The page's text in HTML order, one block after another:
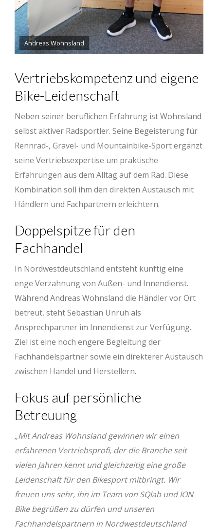
Andreas Wohnsland
Vertriebskompetenz und eigene
Bike-Leidenschaft
Neben seiner beruflichen Erfahrung ist Wohnsland
selbst aktiver Radsportler. Seine Begeisterung für
Rennrad-, Gravel- und Mountainbike-Sport ergänzt
seine Vertriebsexpertise um praktische
Erfahrungen aus dem Alltag auf dem Rad. Diese
Kombination soll ihm den direkten Austausch mit
Händlern und Fachpartnern erleichtern.
Doppelspitze für den
Fachhandel
In Nordwestdeutschland entsteht künftig eine
enge Verzahnung von Außen- und Innendienst.
Während Andreas Wohnsland die Händler vor Ort
betreut, steht Sebastian Unruh als
Ansprechpartner im Innendienst zur Verfügung.
Ziel ist eine noch engere Begleitung der
Fachhandelspartner sowie ein direkterer Austausch
zwischen Handel und Herstellern.
Fokus auf persönliche
Betreuung
„Mit Andreas Wohnsland gewinnen wir einen
erfahrenen Vertriebsprofi, der die Branche seit
vielen Jahren kennt und gleichzeitig eine große
Leidenschaft für den Bikesport mitbringt. Wir
freuen uns sehr, ihn im Team von SQlab und ION
Bike begrüßen zu dürfen und unseren
Fachhandelspartnern in Nordwestdeutschland